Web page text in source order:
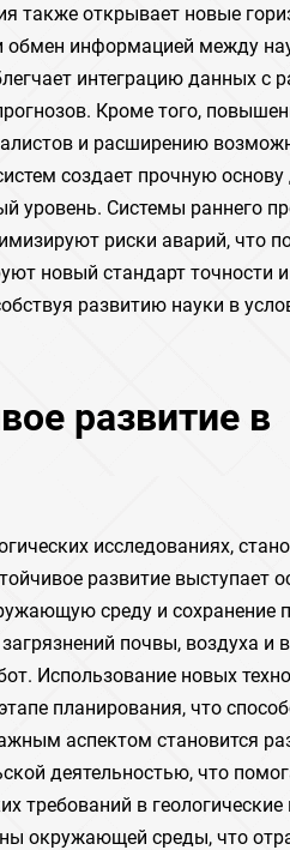
также открывает новые
обмен информацией между
интеграцию данных с
Кроме того,
и расширению
создает прочную
уровень. Системы раннего
риски аварий, что
новый стандарт точности
развитию науки в
развитие в
исследованиях,
развитие выступает
среду и сохранение
почвы, воздуха и
Использование новых
планирования, что
аспектом становится
деятельностью, что
требований в геологические
окружающей среды, что